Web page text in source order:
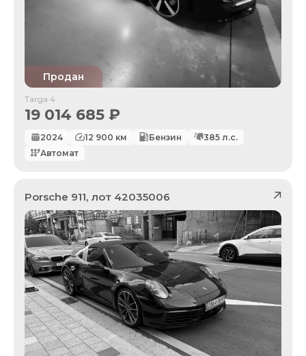
Продан
Targa 4
19 014 685 ₽
2024 12 900 км Бензин 385 л.с.
Автомат
Porsche 911, лот 42035006